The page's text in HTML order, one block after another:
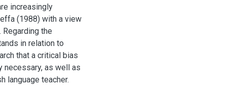
increasingly
(1988) with a view
the
in relation to
that a critical bias
necessary, as well as
language teacher.